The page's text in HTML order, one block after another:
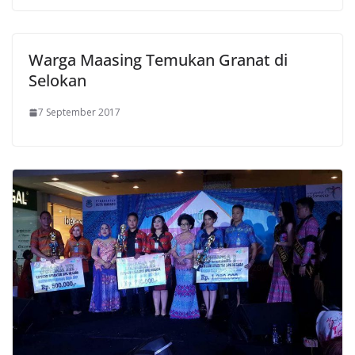
Warga Maasing Temukan Granat di
Selokan
7 September 2017